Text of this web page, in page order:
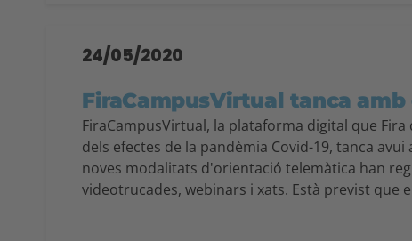
24/05/2020
FiraCampusVirtual tanca
FiraCampusVirtual, la plataforma digital que
dels efectes de la pandèmia Covid-19, tanca
noves modalitats d'orientació telemàtica han
videotrucades, webinars i xats. Està previst que